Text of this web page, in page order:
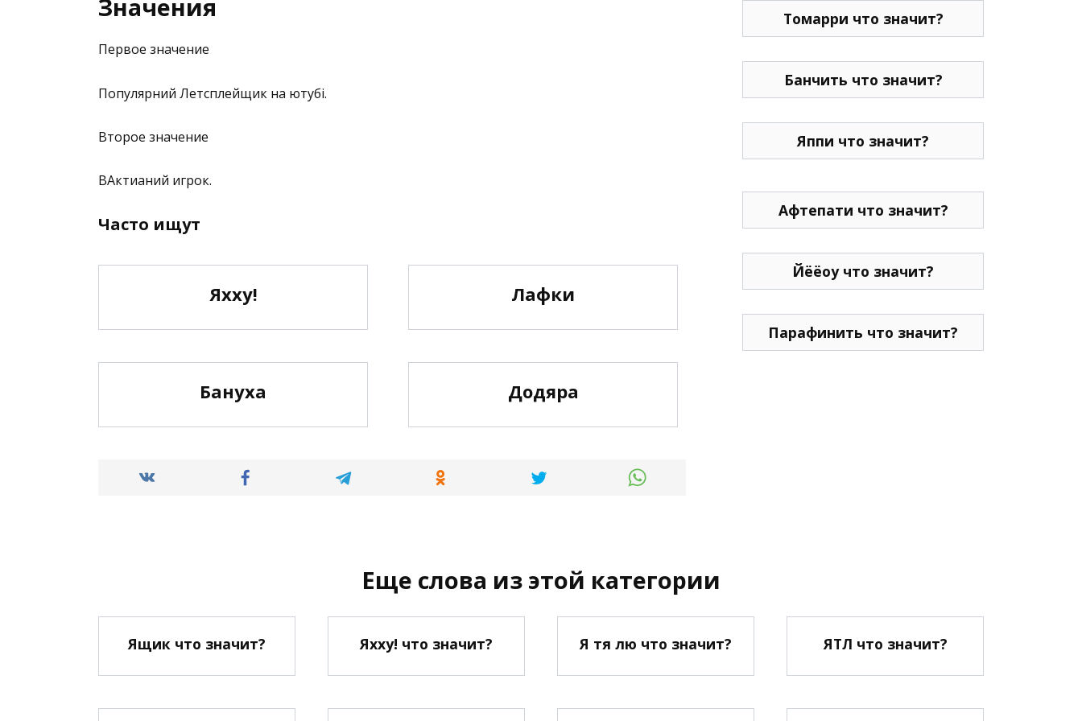
Значения
Первое значение
Популярний Летсплейщик на ютубі.
Второе значение
ВАктианий игрок.
Часто ищут
Яхху! Лафки
Бануха Додяра
Томарри что значит?
Банчить что значит?
Яппи что значит?
Афтепати что значит?
Йёёоу что значит?
Парафинить что значит?
Еще слова из этой категории
Ящик что значит? Яхху! что значит? Я тя лю что значит? ЯТЛ что значит?